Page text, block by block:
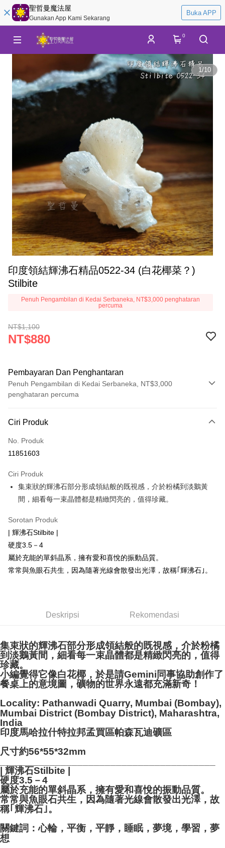
聖哲曼魔法屋
Gunakan App Kami Sekarang
Buka APP
0
1/10
印度領結輝沸石精品0522-34 (白花椰菜？)
Stilbite
Penuh Pengambilan di Kedai Serbaneka, NT$3,000 penghataran
percuma
NT$1,100
NT$880
Pembayaran Dan Penghantaran
Penuh Pengambilan di Kedai Serbaneka, NT$3,000
penghataran percuma
Kad Kredit (Bayaran Penuh)
Pengambilan di Kedai Serbaneka
Apple Pay
JKOPAY
Easy Wallet
Pemindahan ATM
Pilihan Penghantaran
NT$3,000 atau lebih
賣家宅配幫您送（台灣）
NT$80/pesanan | Penghantaran percuma untuk pesanan
郵局幫你送（離島）
NT$80/pesanan | Penghantaran percuma untuk pesanan
NT$3,000 atau lebih
付款後門市自取
Penghantaran percuma
Ciri Produk
No. Produk
11851603
Ciri Produk
集束狀的輝沸石部分形成領結般的既視感，介於粉橘到淡鵝黃
間，細看每一束晶體都是精緻閃亮的，值得珍藏。
Sorotan Produk
| 輝沸石Stilbite |
硬度3.5－4
屬於充能的單斜晶系，擁有愛和喜悅的振動品質。
常常與魚眼石共生，因為隨著光線會散發出光澤，故稱｢輝沸石｣。
Deskripsi Rekomendasi
集束狀的輝沸石部分形成領結般的既視感，介於粉橘
到淡鵝黃間，細看每一束晶體都是精緻閃亮的，值得
珍藏。
小編覺得它像白花椰，於是請Gemini同事協助創作了
餐桌上的意境圖，礦物的世界永遠都充滿新奇！
Locality: Pathanwadi Quarry, Mumbai (Bombay),
Mumbai District (Bombay District), Maharashtra,
India
印度馬哈拉什特拉邦孟買區帕森瓦迪礦區
尺寸約56*55*32mm
| 輝沸石Stilbite |
硬度3.5－4
屬於充能的單斜晶系，擁有愛和喜悅的振動品質。
常常與魚眼石共生，因為隨著光線會散發出光澤，故
稱｢輝沸石｣。
關鍵詞：心輪，平衡，平靜，睡眠，夢境，學習，夢
想